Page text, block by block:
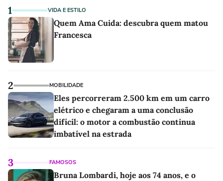
1 VIDA E ESTILO
Quem Ama Cuida: descubra quem matou
Francesca
2 MOBILIDADE
Eles percorreram 2.500 km em um carro
elétrico e chegaram a uma conclusão
difícil: o motor a combustão continua
imbatível na estrada
3 FAMOSOS
Bruna Lombardi, hoje aos 74 anos, e o